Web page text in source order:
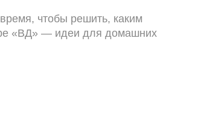
чтобы решить, каким
«ВД» — идеи для домашних